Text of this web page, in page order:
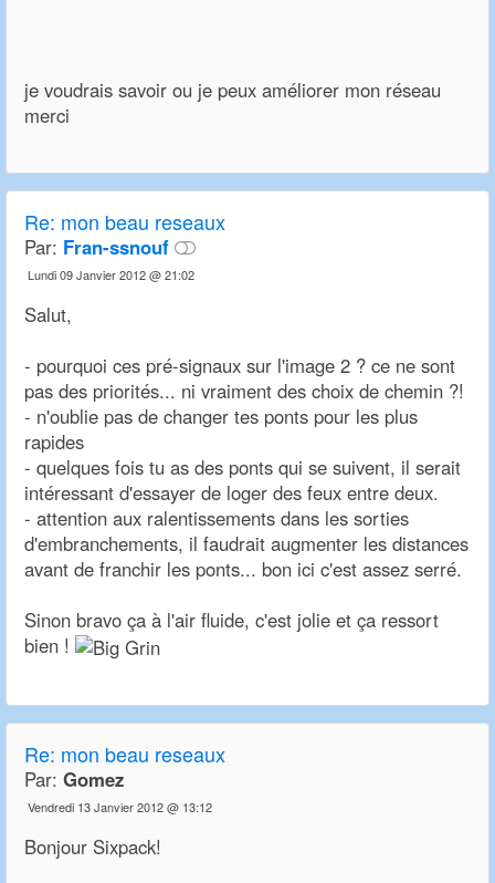
je voudrais savoir ou je peux améliorer mon réseau
merci
Re: mon beau reseaux
Par: Fran-ssnouf
Lundi 09 Janvier 2012 @ 21:02
Salut,
- pourquoi ces pré-signaux sur l'image 2 ? ce ne sont
pas des priorités... ni vraiment des choix de chemin ?!
- n'oublie pas de changer tes ponts pour les plus
rapides
- quelques fois tu as des ponts qui se suivent, il serait
intéressant d'essayer de loger des feux entre deux.
- attention aux ralentissements dans les sorties
d'embranchements, il faudrait augmenter les distances
avant de franchir les ponts... bon ici c'est assez serré.
Sinon bravo ça à l'air fluide, c'est jolie et ça ressort
bien !
Re: mon beau reseaux
Par: Gomez
Vendredi 13 Janvier 2012 @ 13:12
Bonjour Sixpack!